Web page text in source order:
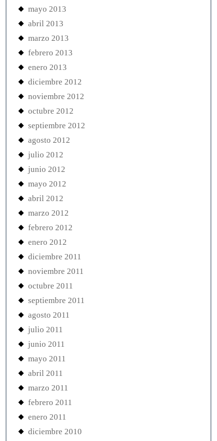
mayo 2013
abril 2013
marzo 2013
febrero 2013
enero 2013
diciembre 2012
noviembre 2012
octubre 2012
septiembre 2012
agosto 2012
julio 2012
junio 2012
mayo 2012
abril 2012
marzo 2012
febrero 2012
enero 2012
diciembre 2011
noviembre 2011
octubre 2011
septiembre 2011
agosto 2011
julio 2011
junio 2011
mayo 2011
abril 2011
marzo 2011
febrero 2011
enero 2011
diciembre 2010